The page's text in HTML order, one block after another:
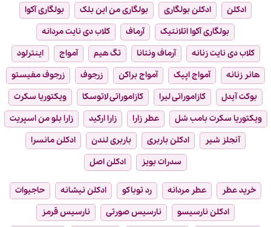
ادکلن ادکلن بولگاری بولگاری من این بلک
بولگاری آکوا
بولگاری آکوا اتلانتیک
آرماف
کلاب دی نایت مردانه
کلاب دی نایت زنانه
آرماف ونتانا تگ هیم آمواج
اینترلود
هانر زنانه
آمواج اپیک آمواج براکن زرجوف
زرجوف مفیستو
بوکت آیدل
کازاموراتی لیرا کازاموراتی لاتوسکا
ویکتوریا سکرت
ویکتوریا سکرت بامب شل
عطر زارا زارا ارکید
زارا بلو من اسپریت
آنجلز شیر
ادکلن باربری باربری لندن
ادکلن مانسرا
سدرات بویز
ادکلن اصل
خرید عطر عطر مردانه رد توباکو ادکلن نیشانه
حاجیوات
ادکلن نارسیسو
نارسیس صورتی
نارسیس قرمز